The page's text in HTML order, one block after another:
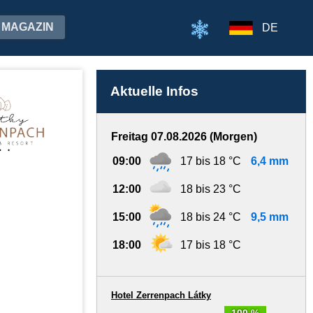
MAGAZIN DE
Aktuelle Infos
Freitag 07.08.2026 (Morgen)
09:00 17 bis 18 °C 6,4 mm
12:00 18 bis 23 °C
15:00 18 bis 24 °C 9,5 mm
18:00 17 bis 18 °C
Hotel Zerrenpach Látky